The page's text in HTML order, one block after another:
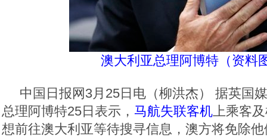
澳大利亚总理阿博特（资料
中国日报网3月25日电（柳洪杰） 据英国
总理阿博特25日表示， 马航失联客机上乘客
想前往澳大利亚等待搜寻信息，澳方将免除